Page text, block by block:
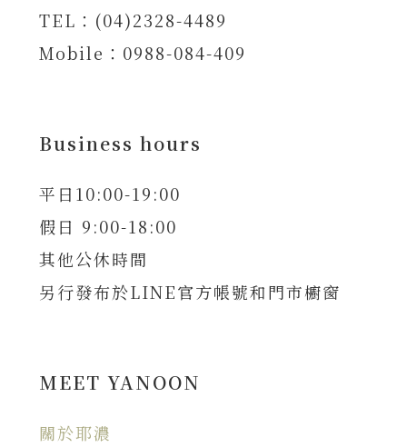
TEL：(04)2328-4489
Mobile：0988-084-409
Business hours
平日10:00-19:00
假日 9:00-18:00
其他公休時間
另行發布於LINE官方帳號和門市櫥窗
MEET YANOON
關於耶濃